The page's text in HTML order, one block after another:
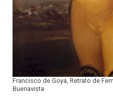
Francisco de Goya, Retrato de
Buenavista